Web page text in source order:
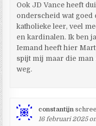
Ook JD Vance heeft
onderscheid wat goed
katholieke leer, veel
en kardinalen. Ik ben
Iemand heeft hier
spijt mij maar die man
weg.
constantijn
16 februari 2025